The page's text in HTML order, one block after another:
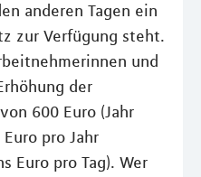
anderen Tagen ein
zur Verfügung steht.
und
der
600 Euro (Jahr
pro Jahr
Euro pro Tag). Wer